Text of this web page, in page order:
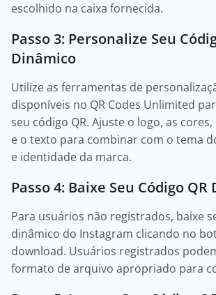
escolhido na caixa fornecida.
Passo 3: Personalize Seu
Dinâmico
Utilize as ferramentas de
disponíveis no QR Codes Unlimited
seu código QR. Ajuste o logo, as
e o texto para combinar com o tema
e identidade da marca.
Passo 4: Baixe Seu Código
Para usuários não registrados, baixe
dinâmico do Instagram clicando no
download. Usuários registrados
formato de arquivo apropriado para